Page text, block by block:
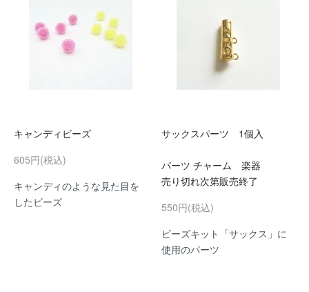
キャンディビーズ
605円(税込)
キャンディのような見た目を
したビーズ
サックスパーツ 1個入
パーツ チャーム 楽器
売り切れ次第販売終了
550円(税込)
ビーズキット「サックス」に
使用のパーツ